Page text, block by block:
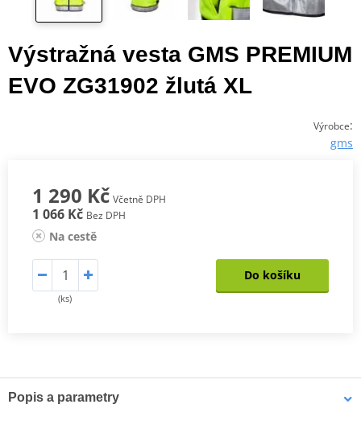
Výstražná vesta GMS PREMIUM
EVO ZG31902 žlutá XL
Výrobce:
gms
1 290 Kč Včetně DPH
1 066 Kč Bez DPH
Na cestě
(ks)
Do košíku
Popis a parametry